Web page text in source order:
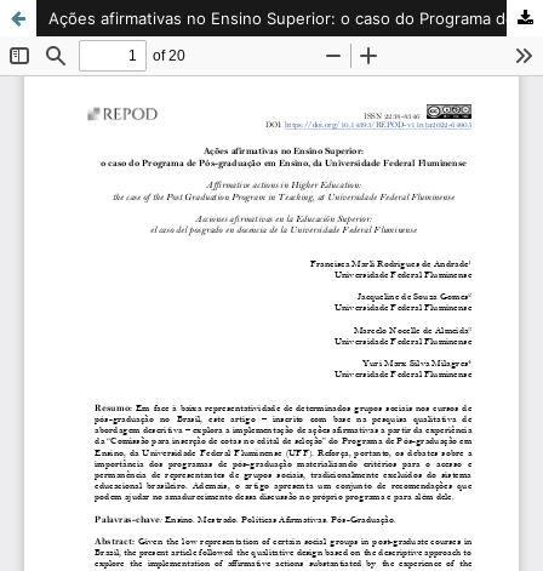
Ações afirmativas no Ensino Superior: o caso do Programa de Pós-graduação em Ensino, da Universidade Federal Fluminense